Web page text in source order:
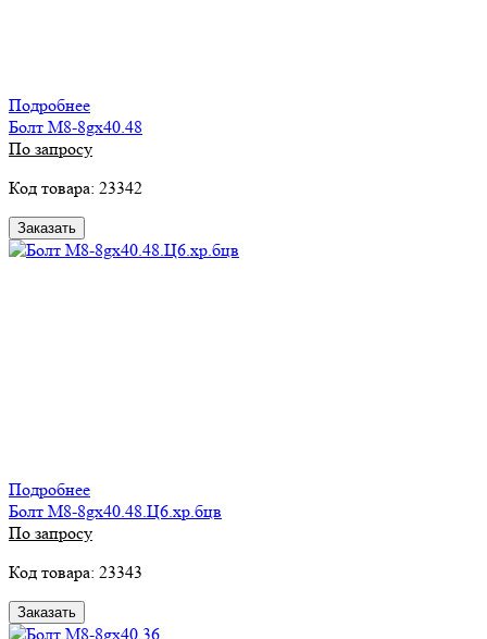
Подробнее
Болт М8-8gх40.48
По запросу
Код товара: 23342
Заказать
Подробнее
Болт М8-8gх40.48.Ц6.хр.бцв
По запросу
Код товара: 23343
Заказать